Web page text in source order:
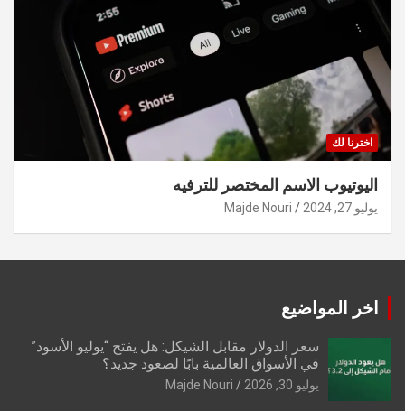
اخترنا لك
اليوتيوب الاسم المختصر للترفيه
يوليو 27, 2024 Majde Nouri
اخر المواضيع
سعر الدولار مقابل الشيكل: هل يفتح “يوليو الأسود”
في الأسواق العالمية بابًا لصعود جديد؟
يوليو 30, 2026 Majde Nouri